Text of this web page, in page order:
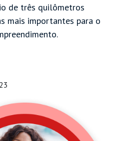
de três quilômetros
mais importantes para o